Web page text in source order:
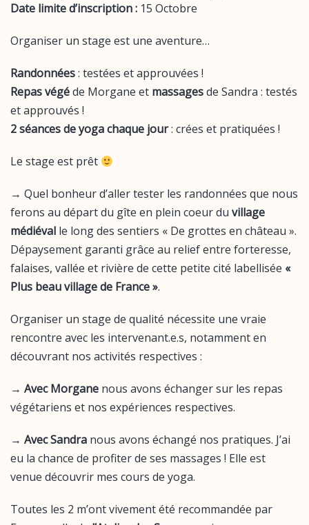
Date limite d’inscription : 15 Octobre
Organiser un stage est une aventure…
Randonnées: testées et approuvées !
Repas végéde Morgane et massagesde Sandra : testés
et approuvés !
2 séances de yoga chaque jour: crées et pratiquées !
Le stage est prêt
→ Quel bonheur d’aller tester les randonnées que nous
ferons au départ du gîte en plein coeur du village
médiéval le long des sentiers « De grottes en château ».
Dépaysement garanti grâce au relief entre forteresse,
falaises, vallée et rivière de cette petite cité labellisée «
Plus beau village de France ».
Organiser un stage de qualité nécessite une vraie
rencontre avec les intervenant.e.s, notamment en
découvrant nos activités respectives :
→ Avec Morgane nous avons échanger sur les repas
végétariens et nos expériences respectives.
→ Avec Sandra nous avons échangé nos pratiques. J’ai
eu la chance de profiter de ses massages ! Elle est
venue découvrir mes cours de yoga.
Toutes les 2 m’ont vivement été recommandée par